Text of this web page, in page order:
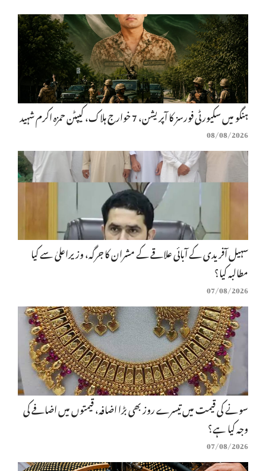
ہنگو میں سکیورٹی فورسز کا آپریشن، 7 خوارج ہلاک، کیپٹن حمزہ اکرم شہید
08/08/2026
سہیل آفریدی کے آبائی علاقے کے مشران کا جرگہ، وزیراعلیٰ سے کیا
مطالبہ کیا؟
07/08/2026
سونے کی قیمت میں تیسرے روز بھی بڑا اضافہ، قیمتوں میں اضافے کی
وجہ کیا ہے؟
07/08/2026